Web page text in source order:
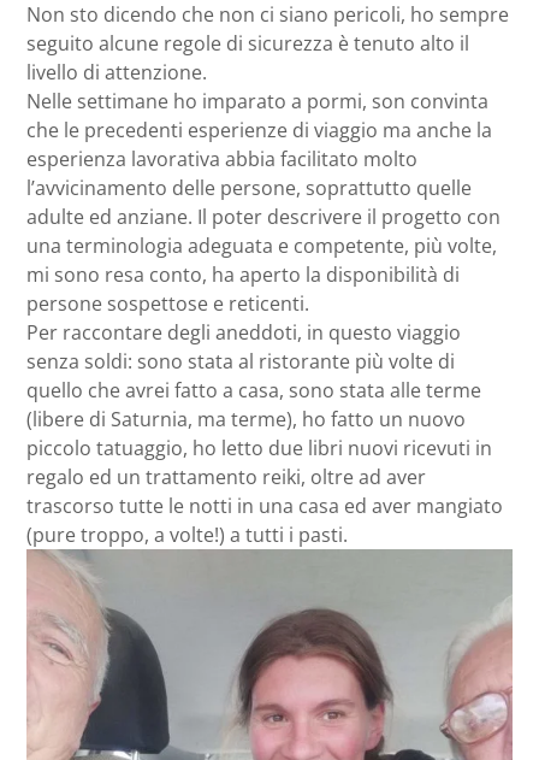
Non sto dicendo che non ci siano pericoli, ho sempre
seguito alcune regole di sicurezza è tenuto alto il
livello di attenzione.
Nelle settimane ho imparato a pormi, son convinta
che le precedenti esperienze di viaggio ma anche la
esperienza lavorativa abbia facilitato molto
l’avvicinamento delle persone, soprattutto quelle
adulte ed anziane. Il poter descrivere il progetto con
una terminologia adeguata e competente, più volte,
mi sono resa conto, ha aperto la disponibilità di
persone sospettose e reticenti.
Per raccontare degli aneddoti, in questo viaggio
senza soldi: sono stata al ristorante più volte di
quello che avrei fatto a casa, sono stata alle terme
(libere di Saturnia, ma terme), ho fatto un nuovo
piccolo tatuaggio, ho letto due libri nuovi ricevuti in
regalo ed un trattamento reiki, oltre ad aver
trascorso tutte le notti in una casa ed aver mangiato
(pure troppo, a volte!) a tutti i pasti.